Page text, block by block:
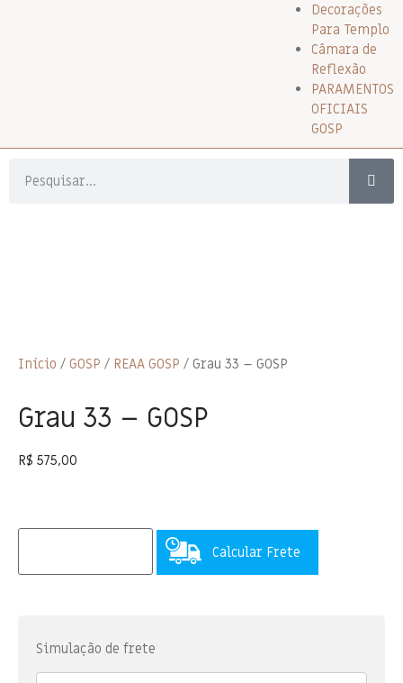
Decorações
Para Templo
Câmara de
Reflexão
PARAMENTOS
OFICIAIS
GOSP
Início / GOSP / REAA GOSP / Grau 33 – GOSP
Grau 33 – GOSP
R$ 575,00
Calcular Frete
Simulação de frete